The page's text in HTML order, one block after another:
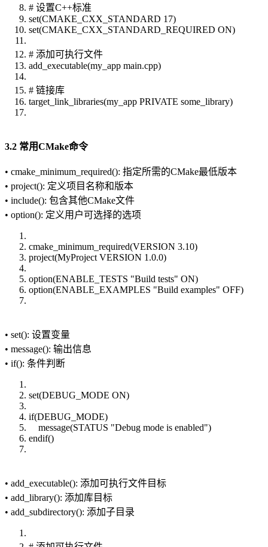
# 设置C++标准
set(CMAKE_CXX_STANDARD 17)
set(CMAKE_CXX_STANDARD_REQUIRED ON)
# 添加可执行文件
add_executable(my_app main.cpp)
# 链接库
target_link_libraries(my_app PRIVATE some_library)
3.2 常用CMake命令
• cmake_minimum_required(): 指定所需的CMake最低版本
• project(): 定义项目名称和版本
• include(): 包含其他CMake文件
• option(): 定义用户可选择的选项
cmake_minimum_required(VERSION 3.10)
project(MyProject VERSION 1.0.0)
option(ENABLE_TESTS "Build tests" ON)
option(ENABLE_EXAMPLES "Build examples" OFF)
• set(): 设置变量
• message(): 输出信息
• if(): 条件判断
set(DEBUG_MODE ON)
if(DEBUG_MODE)
message(STATUS "Debug mode is enabled")
endif()
• add_executable(): 添加可执行文件目标
• add_library(): 添加库目标
• add_subdirectory(): 添加子目录